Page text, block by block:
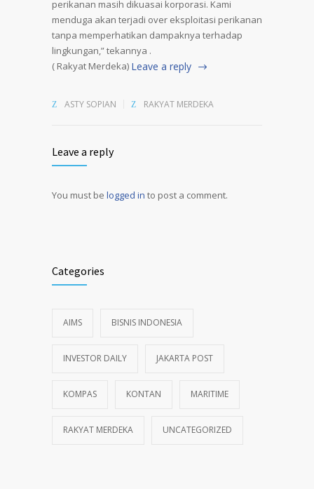
perikanan masih dikuasai korporasi. Kami
menduga akan terjadi over eksploitasi perikanan
tanpa memperhatikan dampaknya terhadap
lingkungan,” tekannya .
( Rakyat Merdeka) Leave a reply
ASTY SOPIAN RAKYAT MERDEKA
Leave a reply
You must be logged in to post a comment.
Categories
AIMS BISNIS INDONESIA
INVESTOR DAILY JAKARTA POST
KOMPAS KONTAN MARITIME
RAKYAT MERDEKA UNCATEGORIZED